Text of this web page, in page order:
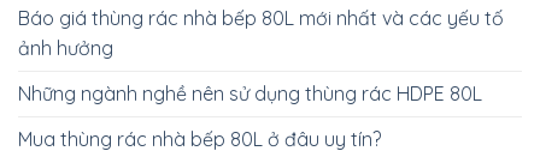
Báo giá thùng rác nhà bếp 80L mới nhất và các yếu tố
ảnh hưởng
Những ngành nghề nên sử dụng thùng rác HDPE 80L
Mua thùng rác nhà bếp 80L ở đâu uy tín?